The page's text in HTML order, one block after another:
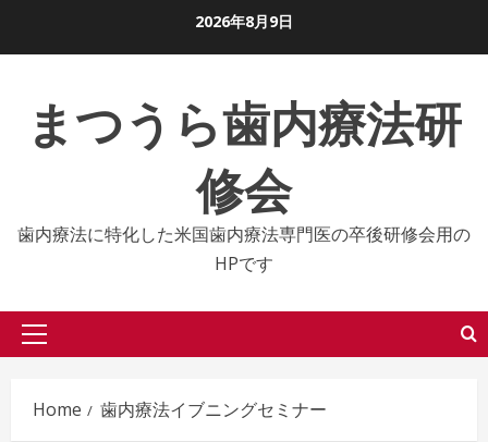
2026年8月9日
まつうら歯内療法研
修会
歯内療法に特化した米国歯内療法専門医の卒後研修会用の
HPです
Primary
Home 歯内療法イブニングセミナー